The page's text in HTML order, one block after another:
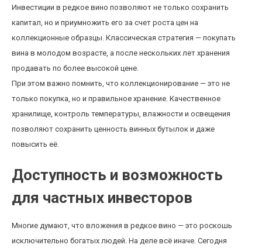
Инвестиции в редкое вино позволяют не только сохранить
капитал, но и приумножить его за счет роста цен на
коллекционные образцы. Классическая стратегия — покупать
вина в молодом возрасте, а после нескольких лет хранения
продавать по более высокой цене.
При этом важно помнить, что коллекционирование — это не
только покупка, но и правильное хранение. Качественное
хранилище, контроль температуры, влажности и освещения
позволяют сохранить ценность винных бутылок и даже
повысить её.
Доступность и возможность
для частных инвесторов
Многие думают, что вложения в редкое вино — это роскошь
исключительно богатых людей. На деле всё иначе. Сегодня